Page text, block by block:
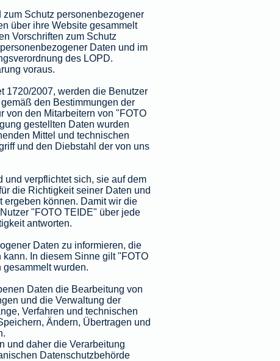
Schutz personenbezogener
über ihre Website gesammelt
Vorschriften zum Schutz
Daten und im
des LOPD.
voraus.
1720/2007, werden die Benutzer
den Bestimmungen der
von den Mitarbeitern von "FOTO
gestellten Daten wurden
Mittel und technischen
und den Diebstahl der von uns
verpflichtet sich, sie auf dem
die Richtigkeit seiner Daten und
ergeben können. Damit wir die
"FOTO TEIDE" über jede
antworten.
Daten zu informieren, die
In diesem Sinne gilt "FOTO
wurden.
Daten die Bearbeitung von
und die Verwaltung der
Verfahren und technischen
Ändern, Übertragen und
und daher die Verarbeitung
Datenschutzbehörde